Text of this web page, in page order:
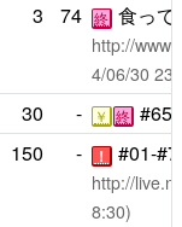
3 74 終 食って
http://
4/06/30
30 - ￥ 終
150 - ！ #01-
http://
8:30)